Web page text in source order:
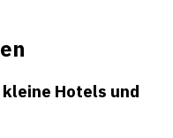
Hotels und